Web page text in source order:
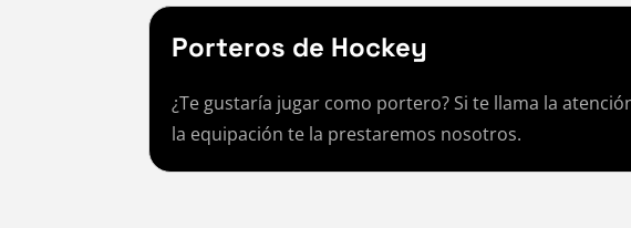
Porteros de Hockey
¿Te gustaría jugar como portero? Si te llama la
la equipación te la prestaremos nosotros.